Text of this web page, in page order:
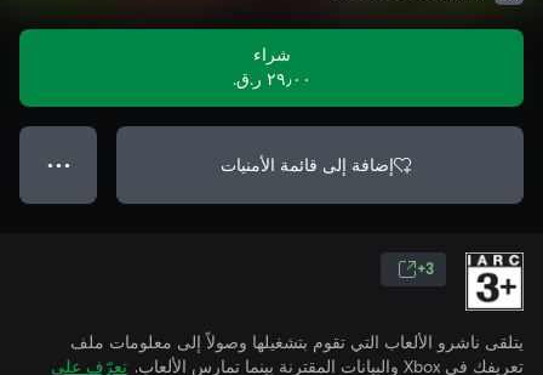
شراء
٢٩٫٠٠ ر.ق.‏
إضافة إلى قائمة الأمنيات ● ● ●
3+
يتلقى ناشرو الألعاب التي تقوم بتشغيلها وصولاً إلى معلومات ملف
تعريفك في Xbox والبيانات المقترنة بينما تمارس الألعاب.
تعرّف على